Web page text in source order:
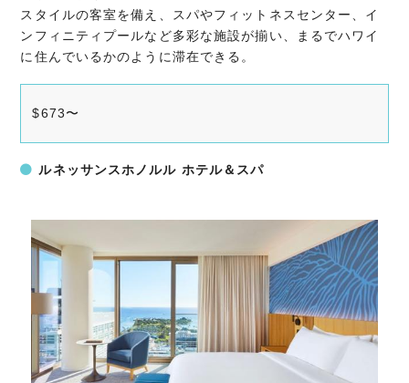
スタイルの客室を備え、スパやフィットネスセンター、イ
ンフィニティプールなど多彩な施設が揃い、まるでハワイ
に住んでいるかのように滞在できる。
$673〜
ルネッサンスホノルル ホテル＆スパ